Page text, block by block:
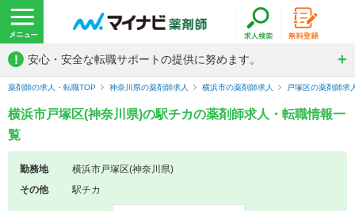
! 安心・安全な転職サポートの提供に努めます。
薬剤師の求人・転職TOP 神奈川県の薬剤師求人 横浜市の薬剤師求人 戸塚区の薬剤師求
横浜市戸塚区(神奈川県)の駅チカの薬剤師求人・転職情報一
覧
勤務地
横浜市戸塚区(神奈川県)
その他
駅チカ